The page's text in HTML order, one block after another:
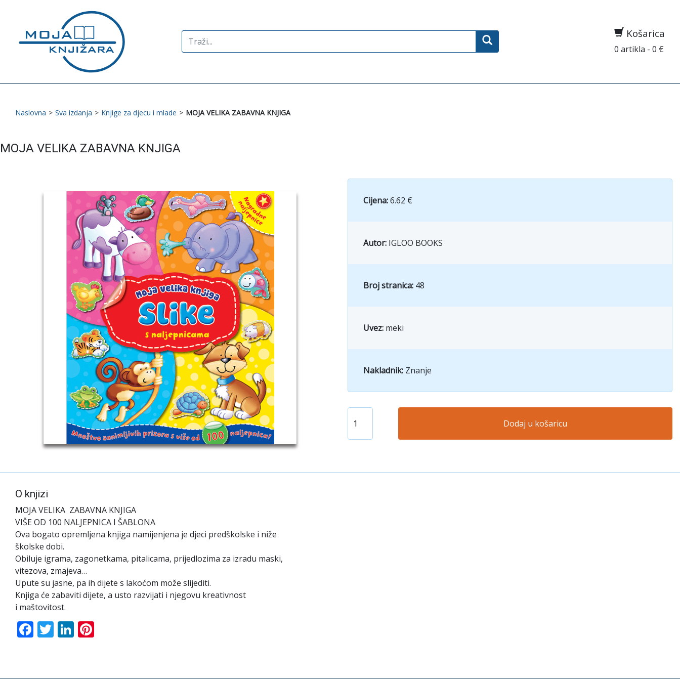
Search
for:
Košarica
0 artikla - 0 €
Naslovna > Sva izdanja > Knjige za djecu i mlade > MOJA VELIKA ZABAVNA KNJIGA
MOJA VELIKA ZABAVNA KNJIGA
Cijena:6.62 €
Autor: IGLOO BOOKS
Broj stranica: 48
Uvez: meki
Nakladnik: Znanje
Dodaj u košaricu
O knjizi
MOJA VELIKA ZABAVNA KNJIGA
VIŠE OD 100 NALJEPNICA I ŠABLONA
Ova bogato opremljena knjiga namijenjena je djeci predškolske i niže
školske dobi.
Obiluje igrama, zagonetkama, pitalicama, prijedlozima za izradu maski,
vitezova, zmajeva…
Upute su jasne, pa ih dijete s lakoćom može slijediti.
Knjiga će zabaviti dijete, a usto razvijati i njegovu kreativnost
i maštovitost.
Facebook
TwitterLinkedIn